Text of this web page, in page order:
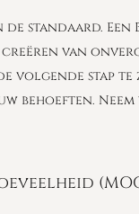
standaard. Een
van
volgende stap
behoeften.